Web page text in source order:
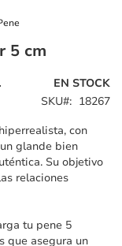
5 cm
EN STOCK
SKU
18267
con
glande bien
Su objetivo
relaciones
tu pene 5
que asegura un